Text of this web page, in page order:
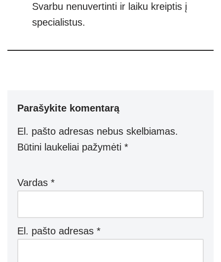
Svarbu nenuvertinti ir laiku kreiptis į
specialistus.
Parašykite komentarą
El. pašto adresas nebus skelbiamas.
Būtini laukeliai pažymėti *
Vardas *
El. pašto adresas *